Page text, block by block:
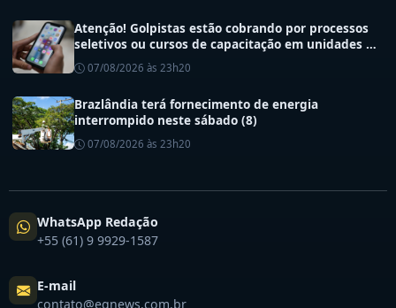
Atenção! Golpistas estão cobrando por processos
seletivos ou cursos de capacitação em unidades de
saúde do DF
07/08/2026 às 23h20
Brazlândia terá fornecimento de energia
interrompido neste sábado (8)
07/08/2026 às 23h20
WhatsApp Redação
+55 (61) 9 9929-1587
E-mail
contato@egnews.com.br